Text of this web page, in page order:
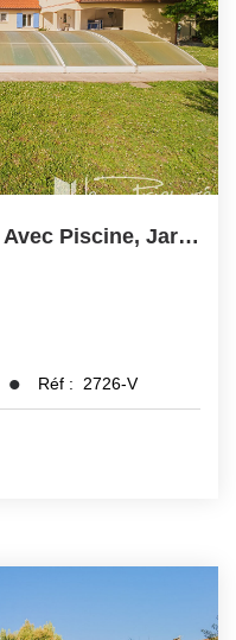
Belle Maison Familiale T5 Avec Piscine, Jardin Arboré Et...
Réf : 2726-V